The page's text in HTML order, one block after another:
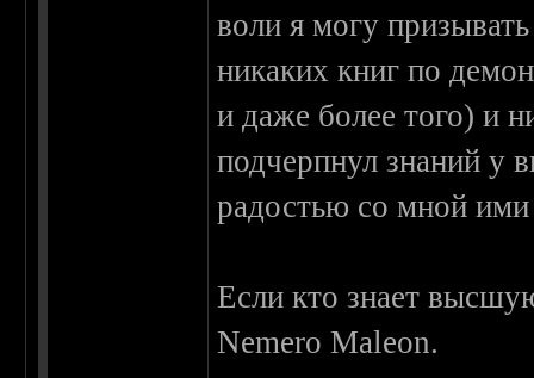
воли я могу
никаких книг по
и даже более того) и
подчерпнул знаний у
радостью со мной ими
Если кто знает
Nemero Maleon.